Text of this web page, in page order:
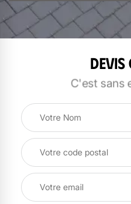
C'est sans